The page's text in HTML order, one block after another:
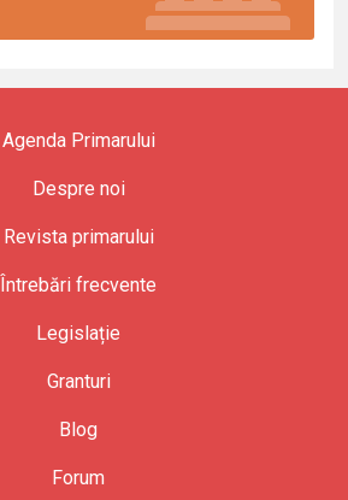
Agenda Primarului
Despre noi
Revista primarului
Întrebări frecvente
Legislație
Granturi
Blog
Forum